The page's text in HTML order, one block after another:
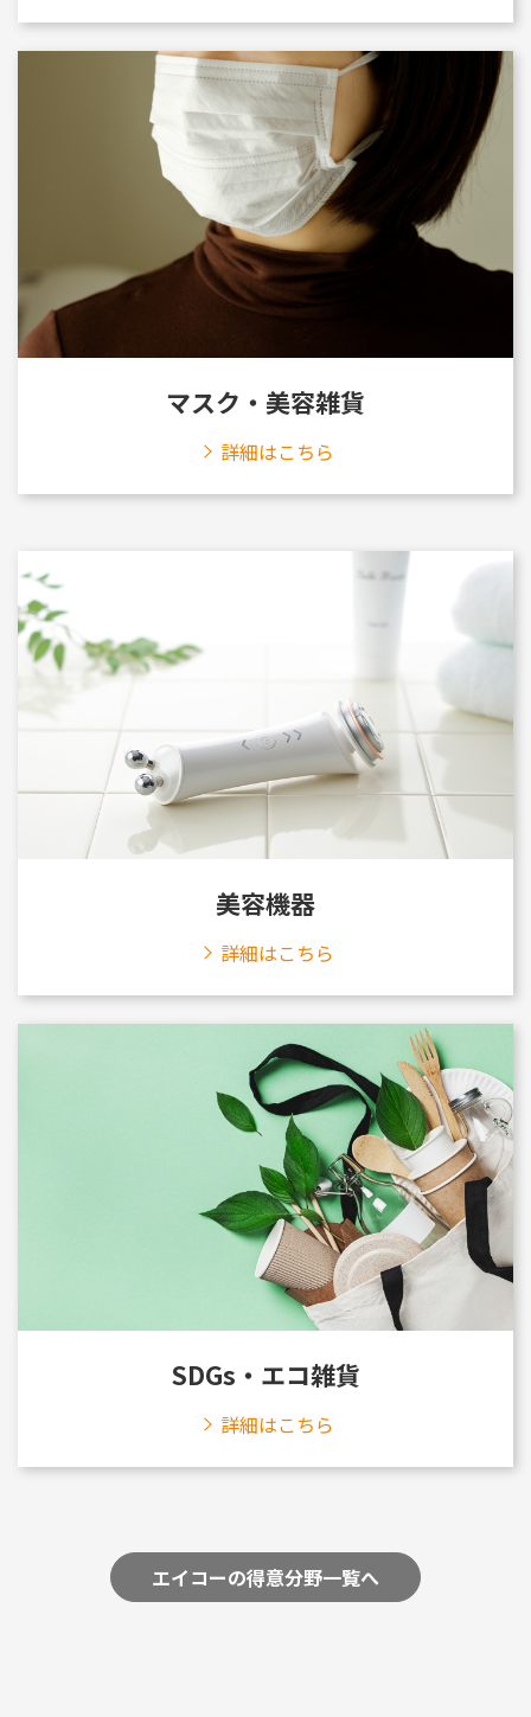
マスク・美容雑貨
詳細はこちら
美容機器
詳細はこちら
SDGs・エコ雑貨
詳細はこちら
エイコーの得意分野一覧へ